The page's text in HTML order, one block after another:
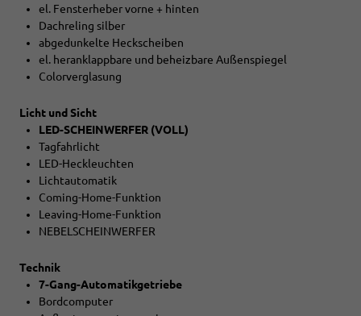
el. Fensterheber vorne + hinten
Dachreling silber
abgedunkelte Heckscheiben
el. heranklappbare und beheizbare Außenspiegel
Colorverglasung
Licht und Sicht
LED-SCHEINWERFER (VOLL)
Tagfahrlicht
LED-Heckleuchten
Lichtautomatik
Coming-Home-Funktion
Leaving-Home-Funktion
NEBELSCHEINWERFER
Technik
7-Gang-Automatikgetriebe
Bordcomputer